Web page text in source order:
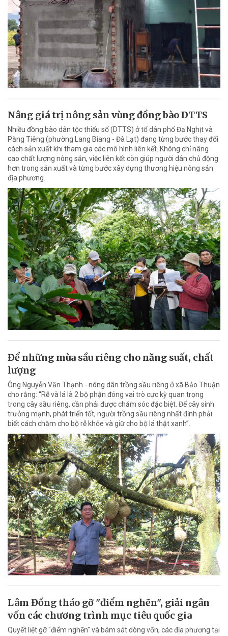
Nâng giá trị nông sản vùng đồng bào DTTS
Nhiều đồng bào dân tộc thiểu số (DTTS) ở tổ dân phố Đạ Nghịt và
Păng Tiêng (phường Lang Biang - Đà Lạt) đang từng bước thay đổi
cách sản xuất khi tham gia các mô hình liên kết. Không chỉ nâng
cao chất lượng nông sản, việc liên kết còn giúp người dân chủ động
hơn trong sản xuất và từng bước xây dựng thương hiệu nông sản
địa phương.
Để những mùa sầu riêng cho năng suất, chất
lượng
Ông Nguyễn Văn Thạnh - nông dân trồng sầu riêng ở xã Bảo Thuận
cho rằng: “Rễ và lá là 2 bộ phận đóng vai trò cực kỳ quan trọng
trong cây sầu riêng, cần phải được chăm sóc đặc biệt. Để cây sinh
trưởng mạnh, phát triển tốt, người trồng sầu riêng nhất định phải
biết cách chăm cho bộ rễ khỏe và giữ cho bộ lá thật xanh”.
Lâm Đồng tháo gỡ "điểm nghẽn", giải ngân
vốn các chương trình mục tiêu quốc gia
Quyết liệt gỡ "điểm nghẽn" và bám sát dòng vốn, các địa phương tại